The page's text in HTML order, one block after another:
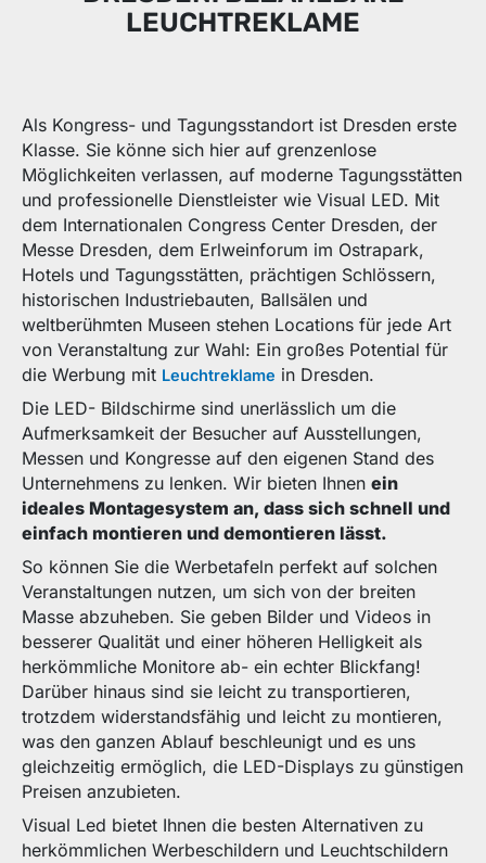
LEUCHTREKLAME
Als Kongress- und Tagungsstandort ist Dresden erste
Klasse. Sie könne sich hier auf grenzenlose
Möglichkeiten verlassen, auf moderne Tagungsstätten
und professionelle Dienstleister wie Visual LED. Mit
dem Internationalen Congress Center Dresden, der
Messe Dresden, dem Erlweinforum im Ostrapark,
Hotels und Tagungsstätten, prächtigen Schlössern,
historischen Industriebauten, Ballsälen und
weltberühmten Museen stehen Locations für jede Art
von Veranstaltung zur Wahl: Ein großes Potential für
die Werbung mit Leuchtreklame in Dresden.
Die LED- Bildschirme sind unerlässlich um die
Aufmerksamkeit der Besucher auf Ausstellungen,
Messen und Kongresse auf den eigenen Stand des
Unternehmens zu lenken. Wir bieten Ihnenein
ideales Montagesystem an, dass sich schnell und
einfach montieren und demontieren lässt.
So können Sie die Werbetafeln perfekt auf solchen
Veranstaltungen nutzen, um sich von der breiten
Masse abzuheben. Sie geben Bilder und Videos in
besserer Qualität und einer höheren Helligkeit als
herkömmliche Monitore ab- ein echter Blickfang!
Darüber hinaus sind sie leicht zu transportieren,
trotzdem widerstandsfähig und leicht zu montieren,
was den ganzen Ablauf beschleunigt und es uns
gleichzeitig ermöglich, die LED-Displays zu günstigen
Preisen anzubieten.
Visual Led bietet Ihnen die besten Alternativen zu
herkömmlichen Werbeschildern und Leuchtschildern